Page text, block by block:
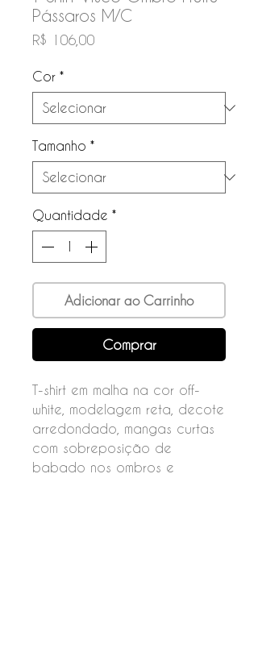
Pássaros M/C
R$ 106,00Preço
Cor *
Tamanho *
Quantidade *
Adicionar ao Carrinho
Comprar
T-shirt em malha na cor off-
white, modelagem reta, decote
arredondado, mangas curtas
com sobreposição de
babado nos ombros e